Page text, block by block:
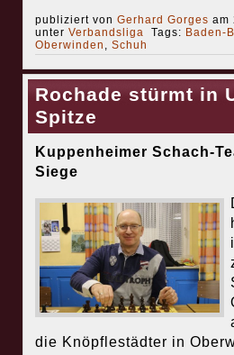
publiziert von Gerhard Gorges am
unter Verbandsliga Tags: Baden-
Oberwinden , Schuh
Rochade stürmt in
Spitze
Kuppenheimer Schach-
Siege
die Knöpflestädter in